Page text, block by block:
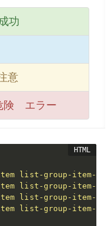
功
意
険 エラー
list-group-item-
list-group-item-
list-group-item-
list-group-item-